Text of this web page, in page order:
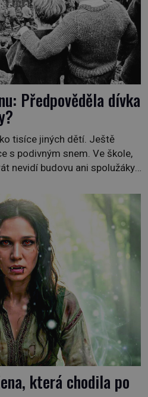
Předpověděla dívka
tisíce jiných dětí. Ještě
s podivným snem. Ve škole,
nevidí budovu ani spolužáky.
Zahlédla vlastní
velšská vesnice Aberfan […]
která chodila po